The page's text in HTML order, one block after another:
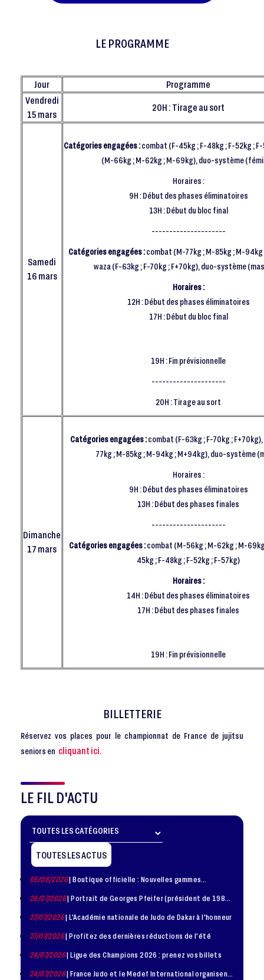
LE PROGRAMME
Jour
Programme
Vendredi
15 mars
20H : Tirage au sort
Samedi
16 mars
Catégories engagées :combat (F-45kg ; F-48kg ; F-52kg ;
(M-66kg ; M-62kg ; M-69kg), duo-système
Horaires :
9H : Début des phases éliminatoires
13H : Début du bloc final
---------------------
Catégories engagées :combat (M-77kg ; M-85kg ; M-94kg
waza (F-63kg ; F-70kg ; F+70kg), duo-système
Horaires :
12H : Début des phases éliminatoires
17H : Début du bloc final
19H : Fin prévisionnelle
---------------------
20H : Tirage au sort
Dimanche
17 mars
Catégories engagées :combat (F-63kg ; F-70kg ;
77kg ; M-85kg ; M-94kg ; M+94kg), duo-système
Horaires :
9H : Début des phases éliminatoires
13H : Début des phases finales
---------------------
Catégories engagées :combat (M-56kg ; M-62kg ; M-
45kg ; F-48kg ; F-52kg ; F-57kg)
Horaires :
14H : Début des phases éliminatoires
17H : Début des phases finales
19H : Fin prévisionnelle
BILLETTERIE
Réservez vos places pour le championnat de France de jujitsu
seniors en cliquant ici.
LE FIL D'ACTU
TOUTES LES ACTUS
05/08/2026| Boutique officielle : Nouvelles gammes
28/07/2026| Portrait de Georges Pfeifer (président de 1981
27/07/2026| L'Académie nationale de Judo de Dakar à l'honneur
27/07/2026| Profitez des dernières réductions de l'été
24/07/2026| Ligue des Champions 2026 : prenez vos billets
24/07/2026| France Judo et le Medef International organisent